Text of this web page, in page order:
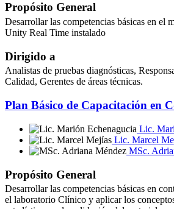
Propósito General
Desarrollar las competencias básicas en el
Unity Real Time instalado
Dirigido a
Analistas de pruebas diagnósticas,
Calidad, Gerentes de áreas técnicas.
Plan Básico de Capacitación en
Lic.
Lic. Marcel
MSc.
Propósito General
Desarrollar las competencias básicas en
el laboratorio Clínico y aplicar los